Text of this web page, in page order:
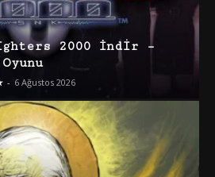
2000 İndir –
- 6 Ağustos 2026